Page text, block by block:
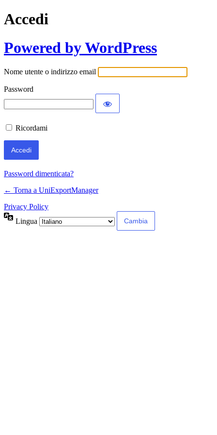
Accedi
Powered by WordPress
Nome utente o indirizzo email
Password
Ricordami
Password dimenticata?
← Torna a UniExportManager
Privacy Policy
Lingua